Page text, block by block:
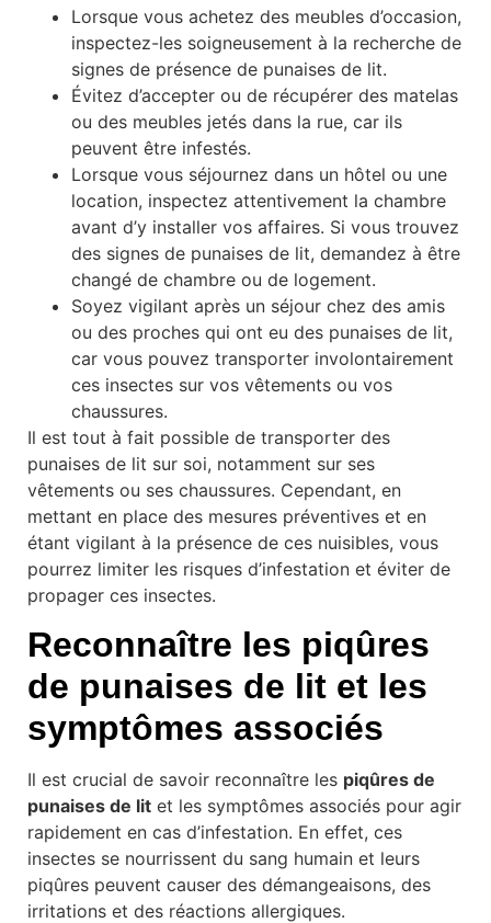
Lorsque vous achetez des meubles d’occasion,
inspectez-les soigneusement à la recherche de
signes de présence de punaises de lit.
Évitez d’accepter ou de récupérer des matelas
ou des meubles jetés dans la rue, car ils
peuvent être infestés.
Lorsque vous séjournez dans un hôtel ou une
location, inspectez attentivement la chambre
avant d’y installer vos affaires. Si vous trouvez
des signes de punaises de lit, demandez à être
changé de chambre ou de logement.
Soyez vigilant après un séjour chez des amis
ou des proches qui ont eu des punaises de lit,
car vous pouvez transporter involontairement
ces insectes sur vos vêtements ou vos
chaussures.
Il est tout à fait possible de transporter des
punaises de lit sur soi, notamment sur ses
vêtements ou ses chaussures. Cependant, en
mettant en place des mesures préventives et en
étant vigilant à la présence de ces nuisibles, vous
pourrez limiter les risques d’infestation et éviter de
propager ces insectes.
Reconnaître les piqûres
de punaises de lit et les
symptômes associés
Il est crucial de savoir reconnaître les piqûres de
punaises de lit et les symptômes associés pour agir
rapidement en cas d’infestation. En effet, ces
insectes se nourrissent du sang humain et leurs
piqûres peuvent causer des démangeaisons, des
irritations et des réactions allergiques.